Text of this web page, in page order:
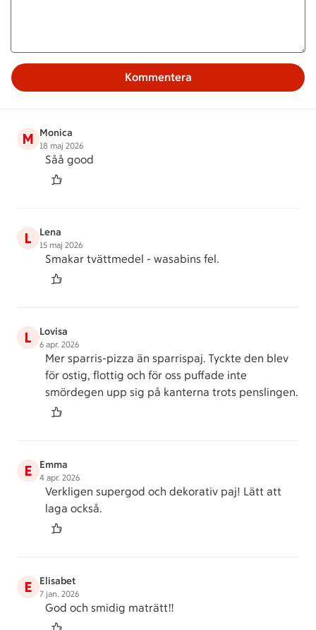
Kommentera
M Monica
18 maj 2026
Såå good
L Lena
15 maj 2026
Smakar tvättmedel - wasabins fel.
L Lovisa
6 apr. 2026
Mer sparris-pizza än sparrispaj. Tyckte den blev
för ostig, flottig och för oss puffade inte
smördegen upp sig på kanterna trots penslingen.
E Emma
4 apr. 2026
Verkligen supergod och dekorativ paj! Lätt att
laga också.
E Elisabet
7 jan. 2026
God och smidig maträtt‼️